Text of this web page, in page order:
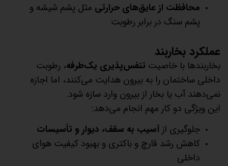
محافظت از عایق‌های حرارتی مثل پشم شیشه و
پشم سنگ در برابر رطوبت
عملکرد بخاربند
بخاربندها با خاصیت تنفس‌پذیری یک‌طرفه، رطوبت
داخلی ساختمان را به بیرون هدایت می‌کنند، اما اجازه
نمی‌دهند آب یا بخار از بیرون وارد سازه شود.
این ویژگی دو کار مهم انجام می‌دهد:
جلوگیری ازآسیب به سقف، دیوار و تأسیسات
کاهش رشد قارچ و باکتری و بهبود کیفیت هوای
داخلی